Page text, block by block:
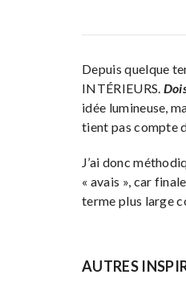
Depuis quelque
INTÉRIEURS.
idée lumineuse,
tient pas compte
J’ai donc
« avais », car
terme plus large
AUTRES